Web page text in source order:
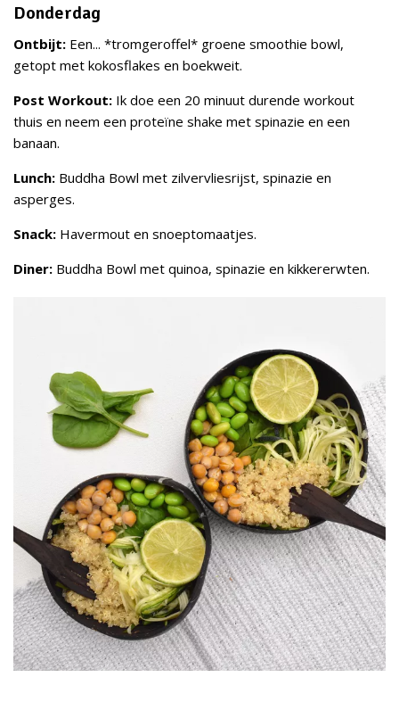
Donderdag
Ontbijt: Een... *tromgeroffel* groene smoothie bowl,
getopt met kokosflakes en boekweit.
Post Workout: Ik doe een 20 minuut durende workout
thuis en neem een proteïne shake met spinazie en een
banaan.
Lunch: Buddha Bowl met zilvervliesrijst, spinazie en
asperges.
Snack: Havermout en snoeptomaatjes.
Diner: Buddha Bowl met quinoa, spinazie en kikkererwten.